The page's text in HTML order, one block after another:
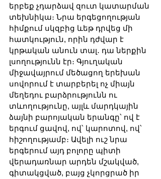
երբեք չդարձավ զուտ կատարման
տեխնիկա։ Նրա երգեցողության
հիմքում սկզբից ևեթ դրվեց մի
հատկություն, որին դժվար է
կրթական անուն տալ․ դա ներքին
լսողությունն էր։ Գյուղական
միջավայրում մեծացող երեխան
սովորում է տարբերել ոչ միայն
մեղեդու բարձրությունն ու
տևողությունը, այլև մարդկային
ձայնի բարոյական երանգը՝ ով է
երգում ցավով, ով՝ կարոտով, ով՝
հիշողությամբ։ Ավելի ուշ նրա
երգերում այդ բոլորը պիտի
վերադառնար արդեն մշակված,
գիտակցված, բայց չկորցրած իր